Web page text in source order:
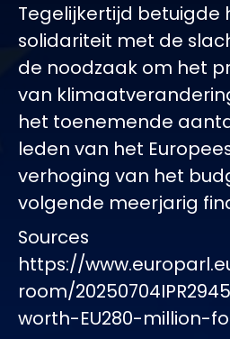
Tegelijkertijd betuigde
solidariteit met de
de noodzaak om het
van
het toenemende
leden van het
verhoging van het
volgende meerjarig
Sources
https://
room/
worth-EU280-million-